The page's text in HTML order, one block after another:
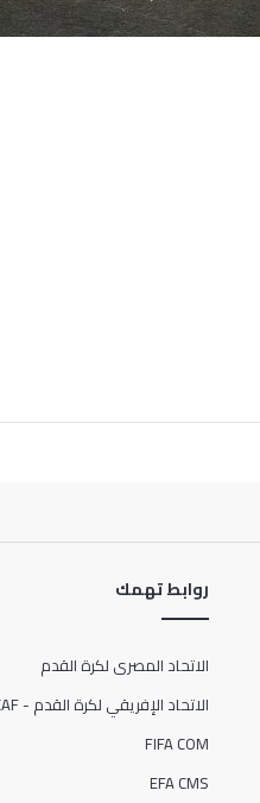
روابط تهمك
الاتحاد المصرى لكرة القدم
الاتحاد الإفريقي لكرة القدم - CAF
FIFA COM
EFA CMS